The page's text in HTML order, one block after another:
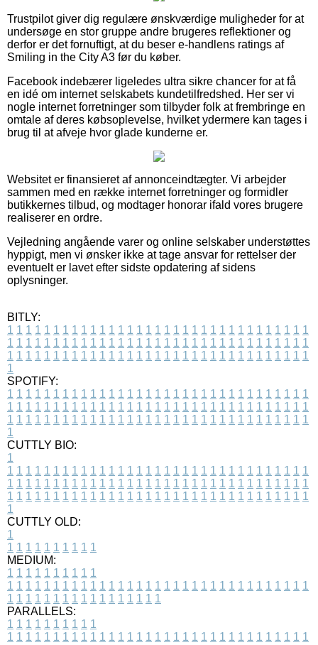
Trustpilot giver dig regulære ønskværdige muligheder for at
undersøge en stor gruppe andre brugeres reflektioner og
derfor er det fornuftigt, at du beser e-handlens ratings af
Smiling in the City A3 før du køber.
Facebook indebærer ligeledes ultra sikre chancer for at få
en idé om internet selskabets kundetilfredshed. Her ser vi
nogle internet forretninger som tilbyder folk at frembringe en
omtale af deres købsoplevelse, hvilket ydermere kan tages i
brug til at afveje hvor glade kunderne er.
Websitet er finansieret af annonceindtægter. Vi arbejder
sammen med en række internet forretninger og formidler
butikkernes tilbud, og modtager honorar ifald vores brugere
realiserer en ordre.
Vejledning angående varer og online selskaber understøttes
hyppigt, men vi ønsker ikke at tage ansvar for rettelser der
eventuelt er lavet efter sidste opdatering af sidens
oplysninger.
BITLY:
1 1 1 1 1 1 1 1 1 1 1 1 1 1 1 1 1 1 1 1 1 1 1 1 1 1 1 1 1 1 1 1 1
1 1 1 1 1 1 1 1 1 1 1 1 1 1 1 1 1 1 1 1 1 1 1 1 1 1 1 1 1 1 1 1 1
1 1 1 1 1 1 1 1 1 1 1 1 1 1 1 1 1 1 1 1 1 1 1 1 1 1 1 1 1 1 1 1 1
1
SPOTIFY:
1 1 1 1 1 1 1 1 1 1 1 1 1 1 1 1 1 1 1 1 1 1 1 1 1 1 1 1 1 1 1 1 1
1 1 1 1 1 1 1 1 1 1 1 1 1 1 1 1 1 1 1 1 1 1 1 1 1 1 1 1 1 1 1 1 1
1 1 1 1 1 1 1 1 1 1 1 1 1 1 1 1 1 1 1 1 1 1 1 1 1 1 1 1 1 1 1 1 1
1
CUTTLY BIO:
1
1 1 1 1 1 1 1 1 1 1 1 1 1 1 1 1 1 1 1 1 1 1 1 1 1 1 1 1 1 1 1 1 1
1 1 1 1 1 1 1 1 1 1 1 1 1 1 1 1 1 1 1 1 1 1 1 1 1 1 1 1 1 1 1 1 1
1 1 1 1 1 1 1 1 1 1 1 1 1 1 1 1 1 1 1 1 1 1 1 1 1 1 1 1 1 1 1 1 1
1
CUTTLY OLD:
1
1 1 1 1 1 1 1 1 1 1
MEDIUM:
1 1 1 1 1 1 1 1 1 1
1 1 1 1 1 1 1 1 1 1 1 1 1 1 1 1 1 1 1 1 1 1 1 1 1 1 1 1 1 1 1 1 1
1 1 1 1 1 1 1 1 1 1 1 1 1 1 1 1 1
PARALLELS:
1 1 1 1 1 1 1 1 1 1
1 1 1 1 1 1 1 1 1 1 1 1 1 1 1 1 1 1 1 1 1 1 1 1 1 1 1 1 1 1 1 1 1